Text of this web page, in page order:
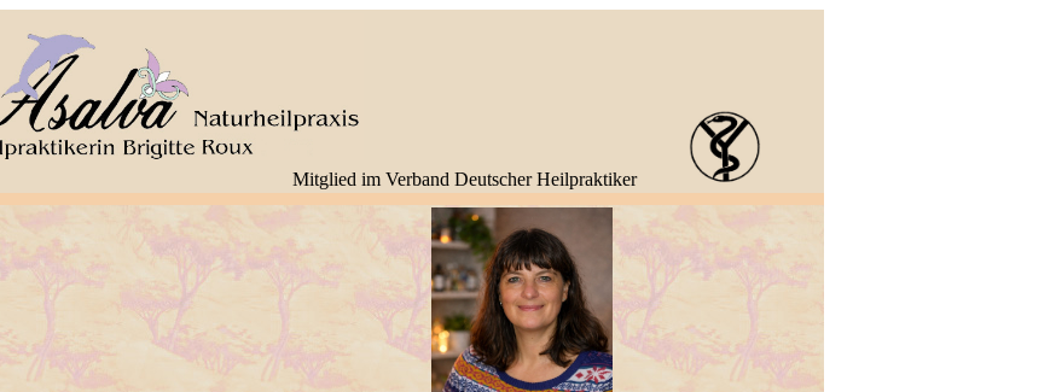
Mitglied im Verband Deutscher Heilpraktiker